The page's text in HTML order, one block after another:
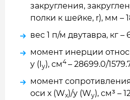
закругления,
полки к шейке, r), мм –
вес 1 п/м двутавра, кг –
момент инерции
у (I y), см4 – 28699.0/
момент
оси х (Wx)/у (Wy), см³ –